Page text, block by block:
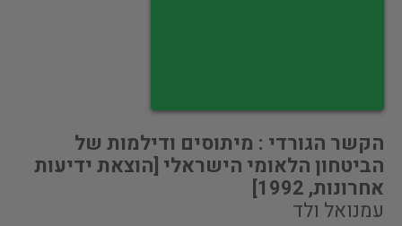
הקשר הגורדי : מיתוסים ודילמות של
הביטחון הלאומי הישראלי [הוצאת ידיעות
אחרונות, 1992]
עמנואל ולד